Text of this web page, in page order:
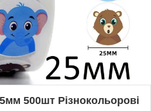
500шт Різнокольорові